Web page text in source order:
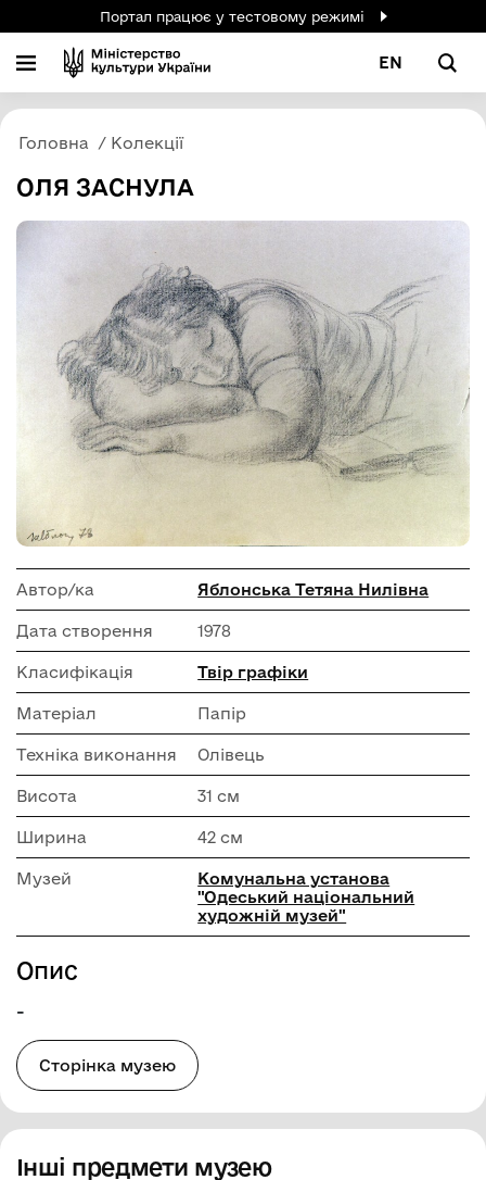
Портал працює у тестовому режимі
EN
Головна Колекції
ОЛЯ ЗАСНУЛА
Автор/ка Яблонська Тетяна Нилівна
Дата створення 1978
Класифікація Твір графіки
Матеріал Папір
Техніка виконання Олівець
Висота 31 см
Ширина 42 см
Музей
Комунальна установа
"Одеський національний
художній музей"
Опис
-
Сторінка музею
Інші предмети музею